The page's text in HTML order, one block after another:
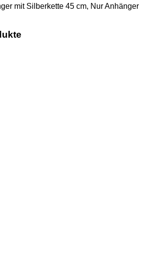
mit Silberkette 45 cm, Nur Anhänger